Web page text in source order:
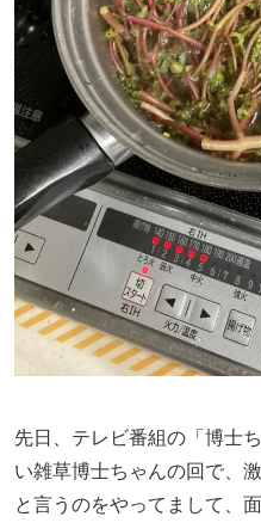
先日、テレビ番組の「博士
い雑草博士ちゃんの回で、
と言うのをやってまして、